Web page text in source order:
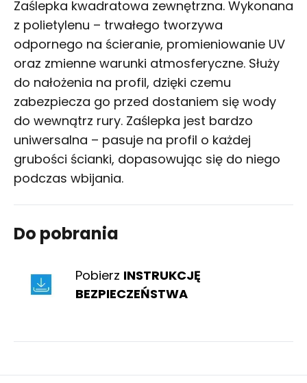
Zaślepka kwadratowa zewnętrzna. Wykonana
z polietylenu – trwałego tworzywa
odpornego na ścieranie, promieniowanie UV
oraz zmienne warunki atmosferyczne. Służy
do nałożenia na profil, dzięki czemu
zabezpiecza go przed dostaniem się wody
do wewnątrz rury. Zaślepka jest bardzo
uniwersalna – pasuje na profil o każdej
grubości ścianki, dopasowując się do niego
podczas wbijania.
Do pobrania
Pobierz INSTRUKCJĘ
BEZPIECZEŃSTWA